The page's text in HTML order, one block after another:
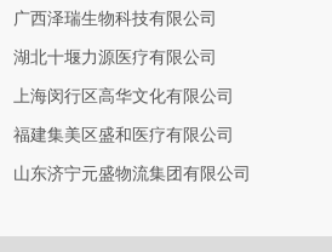
广西泽瑞生物科技有限公司
湖北十堰力源医疗有限公司
上海闵行区高华文化有限公司
福建集美区盛和医疗有限公司
山东济宁元盛物流集团有限公司